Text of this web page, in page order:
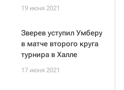
19 июня 2021
Зверев уступил Умберу
в матче второго круга
турнира в Халле
17 июня 2021